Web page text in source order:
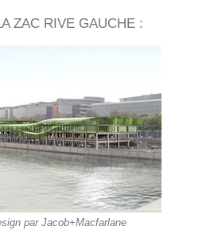
ZAC RIVE GAUCHE :
par Jacob+Macfarlane